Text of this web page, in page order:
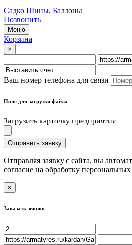
Садко Шины, Баллоны
Позвонить
Меню
Корзина
×
Ваш номер телефона для связи
Поле для загрузки файла
Загрузить карточку предприятия
Отправить заявку
Отправляя заявку с сайта, вы
согласие на обработку
×
Заказать звонок